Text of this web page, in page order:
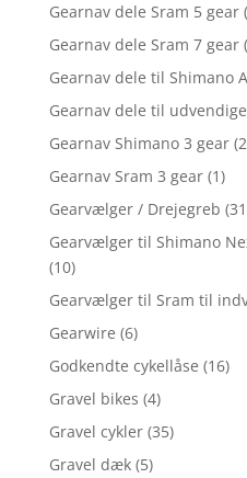
Gearnav dele Sram 5 gear
Gearnav dele Sram 7 gear
Gearnav dele til Shimano
Gearnav dele til
Gearnav Shimano 3 gear
Gearnav Sram 3 gear (1)
Gearvælger / Drejegreb
Gearvælger til Shimano
(10)
Gearvælger til Sram til
Gearwire (6)
Godkendte cykellåse (16)
Gravel bikes (4)
Gravel cykler (35)
Gravel dæk (5)